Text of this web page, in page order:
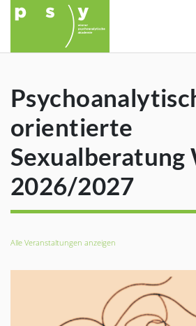
orientierte
Sexualberatung
2026/2027
Alle Veranstaltungen anzeigen